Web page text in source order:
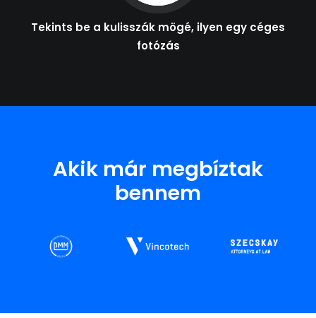
Tekints be a kulisszák mögé, ilyen egy céges
fotózás
Akik már megbíztak
bennem